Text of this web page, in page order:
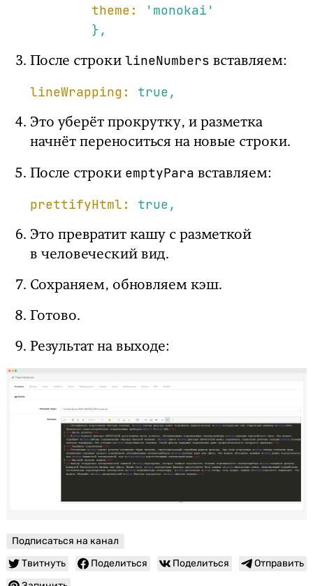
theme:
'monokai'
},
После строкиlineNumbers вставляем:
lineWrapping: true,
Это уберёт прокрутку, и разметка
начнёт переноситься на новые строки.
После строки emptyPara вставляем:
prettifyHtml: true,
Это превратит кашу с разметкой
в человеческий вид.
Сохраняем, обновляем кэш.
Готово.
Результат на выходе:
Подписаться на канал
Твитнуть
Поделиться Поделиться
Отправить